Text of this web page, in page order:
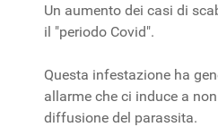
Un aumento dei casi di
il "periodo Covid".
Questa infestazione ha
allarme che ci induce a
diffusione del parassita.